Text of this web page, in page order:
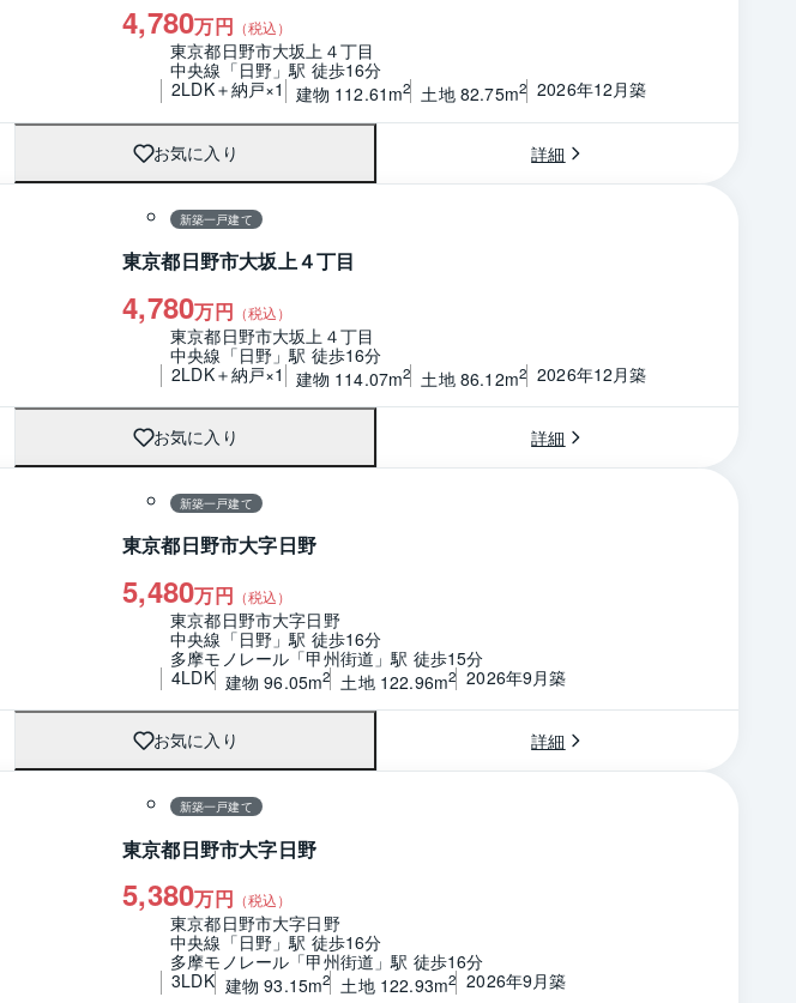
4,780万円 （税込）
東京都日野市大坂上４丁目
中央線「日野」駅 徒歩16分
2LDK＋納戸×1
建物 112.61m2 土地 82.75m2 2026年12月築
お気に入り 詳細
新築一戸建て
東京都日野市大坂上４丁目
4,780万円 （税込）
東京都日野市大坂上４丁目
中央線「日野」駅 徒歩16分
2LDK＋納戸×1
建物 114.07m2 土地 86.12m2 2026年12月築
お気に入り 詳細
新築一戸建て
東京都日野市大字日野
5,480万円 （税込）
東京都日野市大字日野
中央線「日野」駅 徒歩16分
多摩モノレール「甲州街道」駅 徒歩15分
4LDK 建物 96.05m2 土地 122.96m2 2026年9月築
お気に入り 詳細
新築一戸建て
東京都日野市大字日野
5,380万円 （税込）
東京都日野市大字日野
中央線「日野」駅 徒歩16分
多摩モノレール「甲州街道」駅 徒歩16分
3LDK 建物 93.15m2 土地 122.93m2 2026年9月築